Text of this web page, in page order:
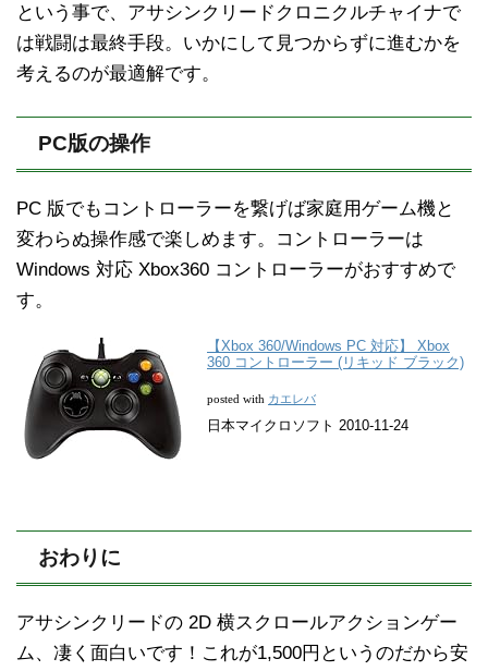
という事で、アサシンクリードクロニクルチャイナで
は戦闘は最終手段。いかにして見つからずに進むかを
考えるのが最適解です。
PC版の操作
PC 版でもコントローラーを繋げば家庭用ゲーム機と
変わらぬ操作感で楽しめます。コントローラーは
Windows 対応 Xbox360 コントローラーがおすすめで
す。
【Xbox 360/Windows PC 対応】 Xbox
360 コントローラー (リキッド ブラック)
posted with カエレバ
日本マイクロソフト 2010-11-24
おわりに
アサシンクリードの 2D 横スクロールアクションゲー
ム、凄く面白いです！これが1,500円というのだから安